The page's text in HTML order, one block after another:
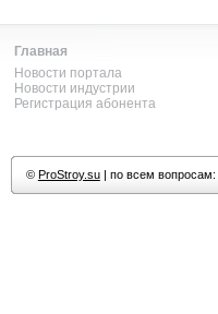
Главная
Новости портала
Новости индустрии
Регистрация абонента
© ProStroy.su| по всем вопросам: